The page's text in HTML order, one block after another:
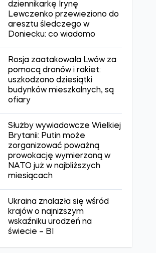
dziennikarkę Irynę
Lewczenko przewieziono do
aresztu śledczego w
Doniecku: co wiadomo
Rosja zaatakowała Lwów za
pomocą dronów i rakiet:
uszkodzono dziesiątki
budynków mieszkalnych, są
ofiary
Służby wywiadowcze Wielkiej
Brytanii: Putin może
zorganizować poważną
prowokację wymierzoną w
NATO już w najbliższych
miesiącach
Ukraina znalazła się wśród
krajów o najniższym
wskaźniku urodzeń na
świecie – BI